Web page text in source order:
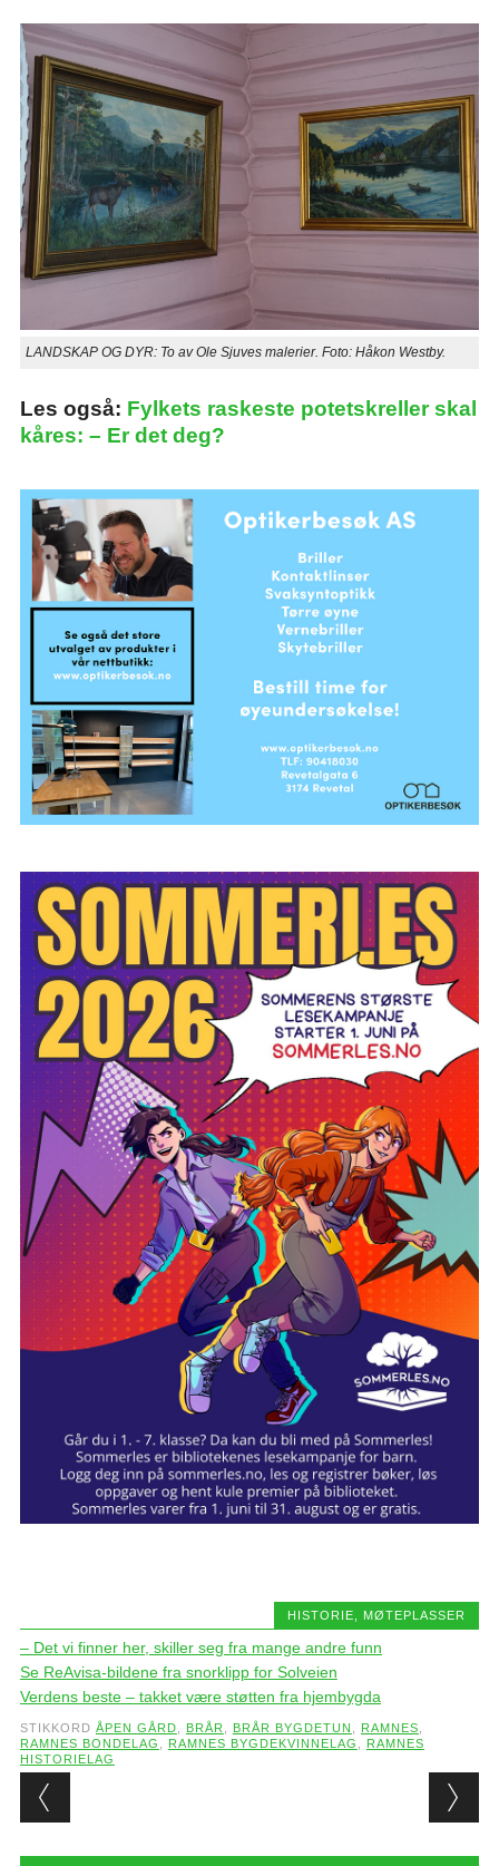
LANDSKAP OG DYR: To av Ole Sjuves malerier. Foto: Håkon Westby.
Les også: Fylkets raskeste potetskreller skal
kåres: – Er det deg?
HISTORIE MØTEPLASSER
– Det vi finner her, skiller seg fra mange andre funn
Se ReAvisa-bildene fra snorklipp for Solveien
Verdens beste – takket være støtten fra hjembygda
STIKKORD ÅPEN GÅRD BRÅR BRÅR BYGDETUN RAMNES
RAMNES BONDELAG
RAMNES BYGDEKVINNELAG
RAMNES
HISTORIELAG
Post navigation